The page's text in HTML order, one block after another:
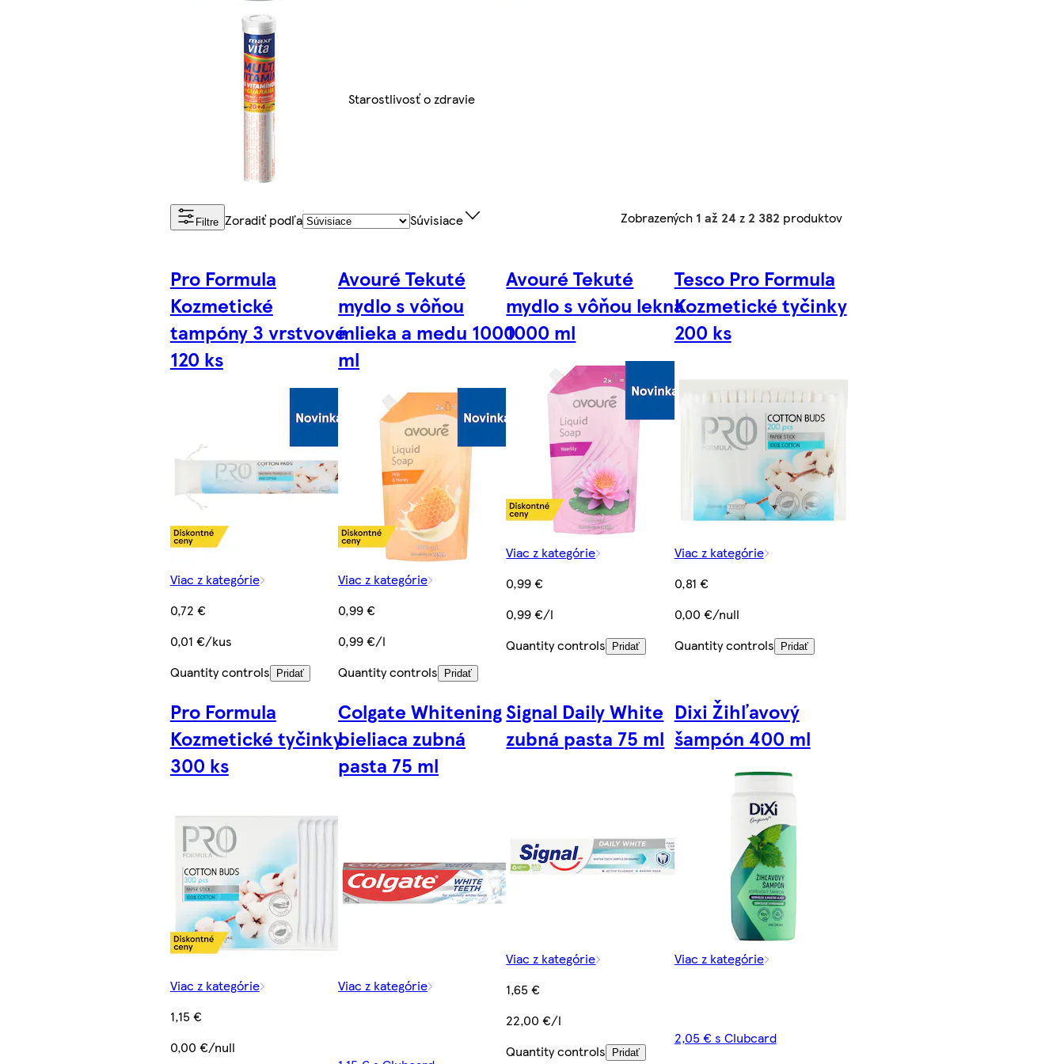
Starostlivosť o zdravie
Filtre Zoradiť podľa Súvisiace Zobrazených 1 až 24 z 2 382 produktov
Pro Formula
Kozmetické
tampóny 3 vrstvové
120 ks
Viac z kategórie
0,72 €
0,01 €/kus
Quantity controls
Pridať
Avouré Tekuté
mydlo s vôňou
mlieka a medu 1000
ml
Viac z kategórie
0,99 €
0,99 €/l
Quantity controls
Pridať
Avouré Tekuté
mydlo s vôňou lekna
1000 ml
Viac z kategórie
0,99 €
0,99 €/l
Quantity controls
Pridať
Tesco Pro Formula
Kozmetické tyčinky
200 ks
Viac z kategórie
0,81 €
0,00 €/null
Quantity controls
Pridať
Pro Formula
Kozmetické tyčinky
300 ks
Viac z kategórie
1,15 €
0,00 €/null
Colgate Whitening
bieliaca zubná
pasta 75 ml
Viac z kategórie
Signal Daily White
zubná pasta 75 ml
Viac z kategórie
1,65 €
22,00 €/l
Quantity controls
Pridať
Dixi Žihľavový
šampón 400 ml
Viac z kategórie
2,05 € s Clubcard